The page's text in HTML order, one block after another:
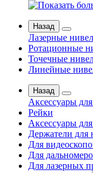
Назад
Лазерные
Ротационные
Точечные
Линейные
Назад
Аксессуары
Рейки
Аксессуары
Держатели для
Для
Для
Для лазерных